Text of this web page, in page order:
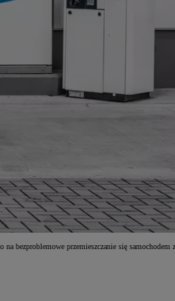
przemieszczanie się samochodem